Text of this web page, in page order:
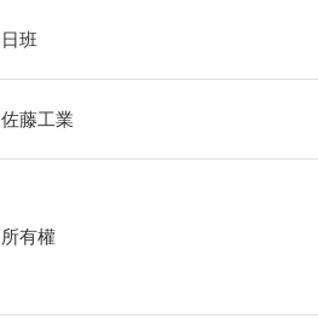
日班
佐藤工業
所有權